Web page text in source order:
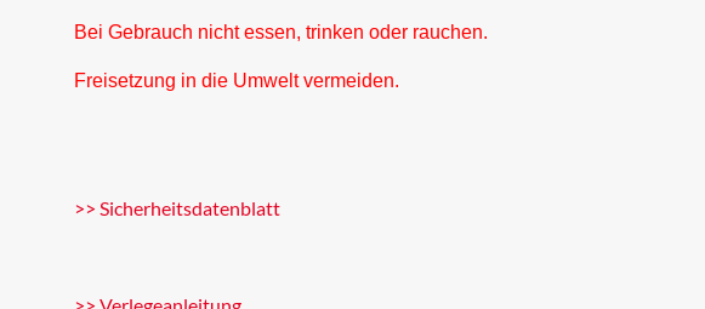
Bei Gebrauch nicht essen, trinken oder rauchen.
Freisetzung in die Umwelt vermeiden.
>> Sicherheitsdatenblatt